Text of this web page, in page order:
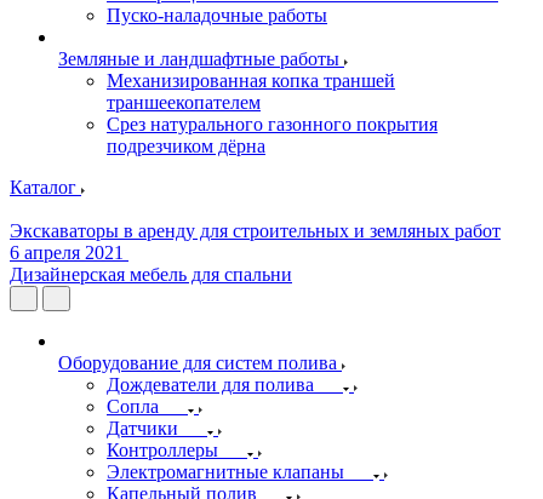
Пуско-наладочные работы
Земляные и ландшафтные работы
Механизированная копка траншей
траншеекопателем
Срез натурального газонного покрытия
подрезчиком дёрна
Каталог
Экскаваторы в аренду для строительных и земляных работ
6 апреля 2021
Дизайнерская мебель для спальни
Оборудование для систем полива
Дождеватели для полива
Сопла
Датчики
Контроллеры
Электромагнитные клапаны
Капельный полив